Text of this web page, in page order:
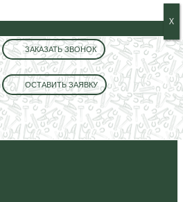
ЗАКАЗАТЬ ЗВОНОК
ОСТАВИТЬ ЗАЯВКУ
Х
Х